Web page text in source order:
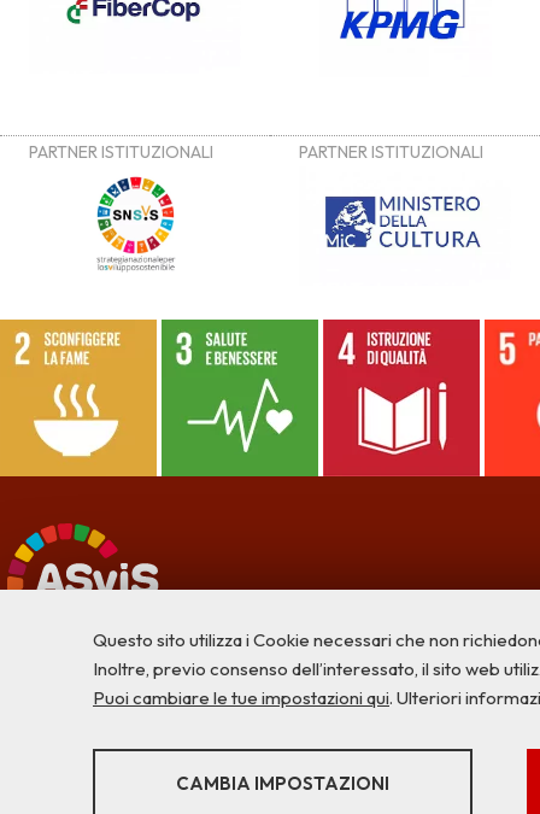
Questo sito utilizza i Cookie necessari che non
Inoltre, previo consenso dell’interessato, il sito web
Puoi cambiare le tue impostazioni qui. Ulteriori
STATISTICHE
CAMBIA IMPOSTAZIONI